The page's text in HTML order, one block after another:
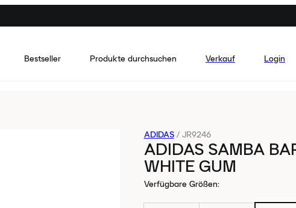
Bestseller Produkte durchsuchen Verkauf Login
ADIDAS / JR9246
ADIDAS SAMBA
WHITE GUM
Verfügbare Größen: